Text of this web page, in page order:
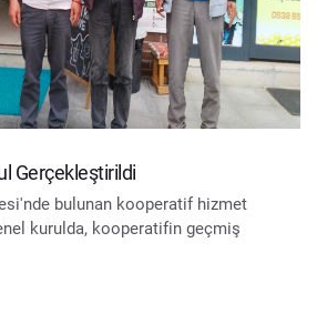
Gerçekleştirildi
bulunan kooperatif hizmet
kurulda, kooperatifin geçmiş